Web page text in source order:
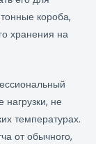
короба,
хранения на
не
температурах.
от обычного,